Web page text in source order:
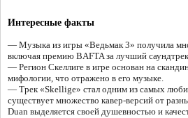
Интересные факты
— Музыка из игры «Ведьмак 3» получила
включая премию BAFTA за лучший
— Регион Скеллиге в игре основан на
мифологии, что отражено в его музыке.
— Трек «Skellige» стал одним из самых
существует множество кавер-версий от
Duan выделяется своей душевностью и